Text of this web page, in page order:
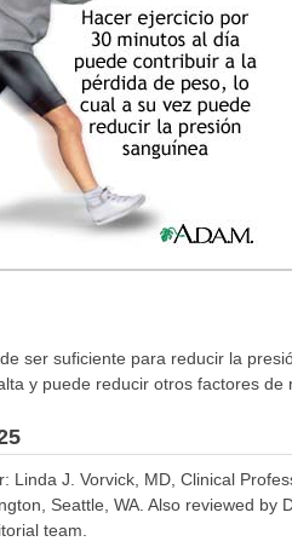
ser suficiente para reducir la
y puede reducir otros factores
Linda J. Vorvick, MD, Clinical
Seattle, WA. Also reviewed
team.